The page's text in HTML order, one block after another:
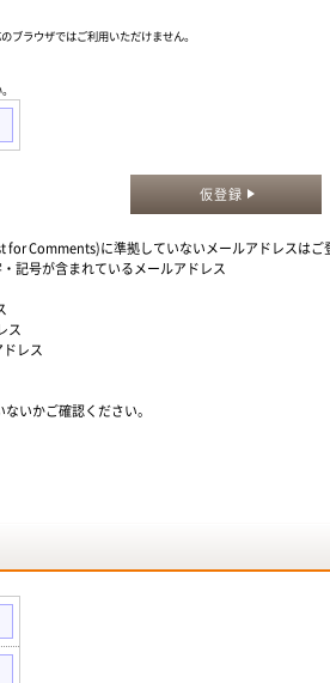
ラウザではご利用いただけません。
仮登録
Comments)に準拠していないメールアドレスはご
記号が含まれているメールアドレス
ス
レス
いかご確認ください。